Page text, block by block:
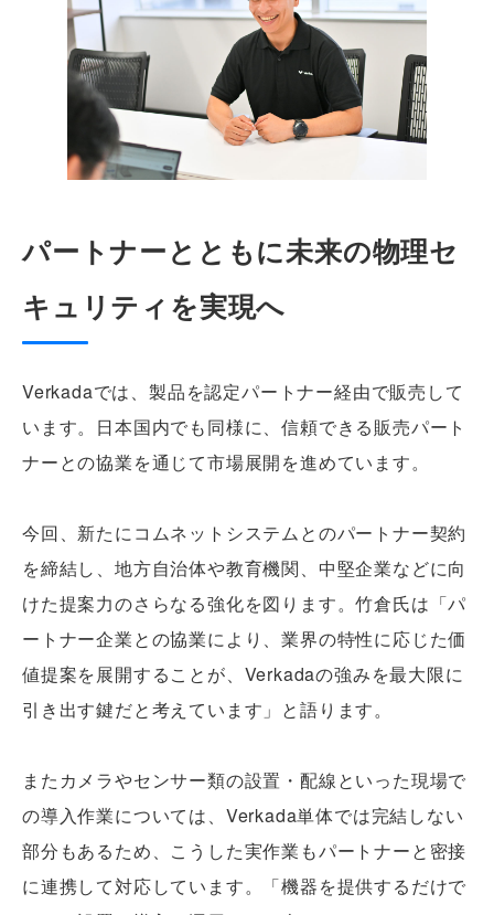
パートナーとともに未来の物理セ
キュリティを実現へ
Verkadaでは、製品を認定パートナー経由で販売して
います。日本国内でも同様に、信頼できる販売パート
ナーとの協業を通じて市場展開を進めています。
今回、新たにコムネットシステムとのパートナー契約
を締結し、地方自治体や教育機関、中堅企業などに向
けた提案力のさらなる強化を図ります。竹倉氏は「パ
ートナー企業との協業により、業界の特性に応じた価
値提案を展開することが、Verkadaの強みを最大限に
引き出す鍵だと考えています」と語ります。
またカメラやセンサー類の設置・配線といった現場で
の導入作業については、Verkada単体では完結しない
部分もあるため、こうした実作業もパートナーと密接
に連携して対応しています。「機器を提供するだけで